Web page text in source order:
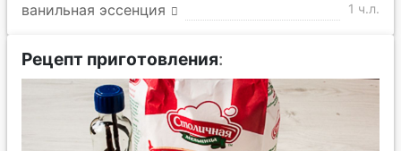
ванильная эссенция 1 ч.л.
Рецепт приготовления: